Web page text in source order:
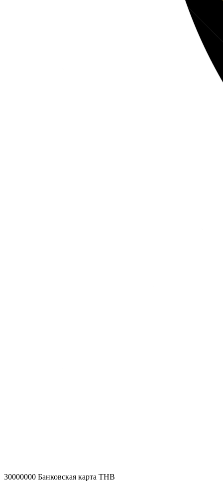
30000000 Банковская карта THB